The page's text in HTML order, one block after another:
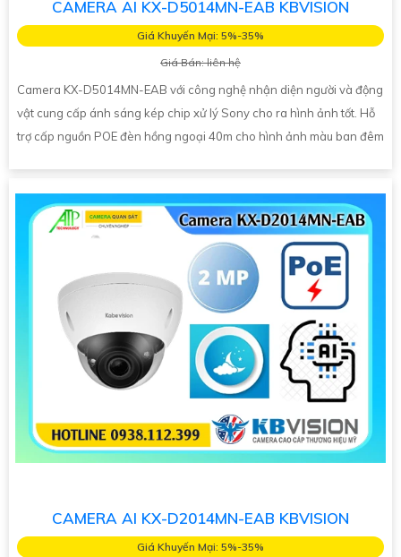
CAMERA AI KX-D5014MN-EAB KBVISION
Giá Khuyến Mại: 5%-35%
Giá Bán: liên hệ
Camera KX-D5014MN-EAB với công nghệ nhận diện người và động
vật cung cấp ánh sáng kép chip xử lý Sony cho ra hình ảnh tốt. Hỗ
trợ cấp nguồn POE đèn hồng ngoại 40m cho hình ảnh màu ban đêm
CAMERA AI KX-D2014MN-EAB KBVISION
Giá Khuyến Mại: 5%-35%